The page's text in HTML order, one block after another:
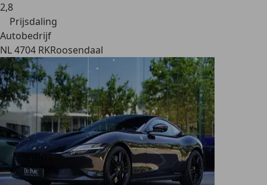
2,8
Prijsdaling
Autobedrijf
NL 4704 RKRoosendaal